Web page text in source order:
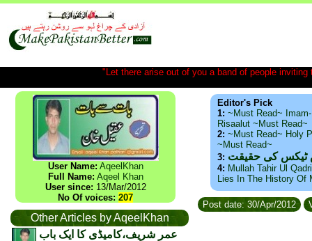
"Let there arise out of you a band of people
User Name: AqeelKhan
Full Name: Aqeel Khan
User since: 13/Mar/2012
No Of voices: 207
Other Articles by AqeelKhan
عمر شریف،کامیڈی کا ایک باب
Editor's Pick
1: ~Must Read~
Risaalut ~Must Read~
2: ~Must Read~ Holy
~Must Read~
3: ٹیکس کی حقیقت
4: Mullah Tahir Ul
Lies In The History Of
Post date: 30/Apr/2012